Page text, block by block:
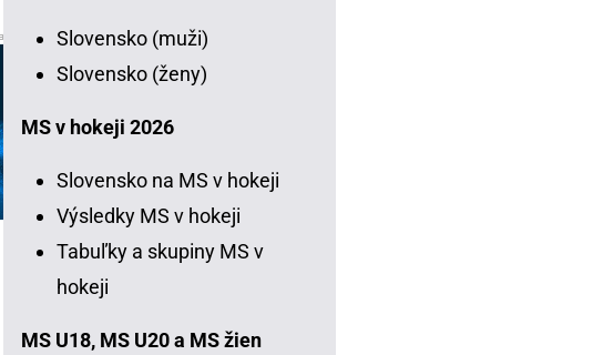
Slovensko (muži)
Slovensko (ženy)
MS v hokeji 2026
Slovensko na MS v hokeji
Výsledky MS v hokeji
Tabuľky a skupiny MS v
hokeji
MS U18, MS U20 a MS žien